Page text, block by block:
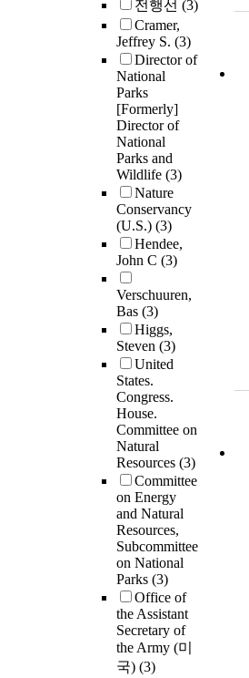
전행선 (3)
Cramer,
Jeffrey S. (3)
Director of
National
Parks
[Formerly]
Director of
National
Parks and
Wildlife (3)
Nature
Conservancy
(U.S.) (3)
Hendee,
John C (3)
Verschuuren,
Bas (3)
Higgs,
Steven (3)
United
States.
Congress.
House.
Committee on
Natural
Resources (3)
Committee
on Energy
and Natural
Resources,
Subcommittee
on National
Parks (3)
Office of
the Assistant
Secretary of
the Army (미
국) (3)